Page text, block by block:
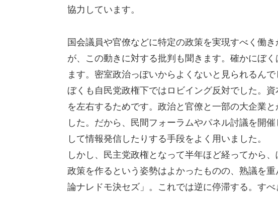
協力しています。
国会議員や官僚などに特定の政策を実現すべく働
が、この動きに対する批判も聞きます。確かにぼ
ます。密室政治っぽいからよくないと見られるんで
ぼくも自民党政権下ではロビイング反対でした。
を左右するためです。政治と官僚と一部の大企業
した。だから、民間フォーラムやパネル討議を開
して情報発信したりする手段をよく用いました。
しかし、民主党政権となって半年ほど経ってから
政策を作るという姿勢はよかったものの、熟議を
論ナレドモ決セズ」。これでは逆に停滞する。す